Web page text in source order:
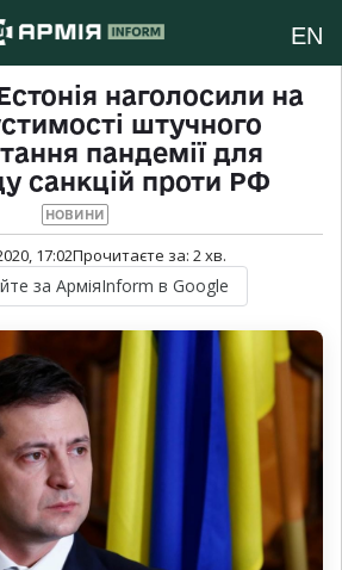
EN
наголосили на
штучного
пандемії для
санкцій проти РФ
НОВИНИ
17:02Прочитаєте за: 2хв.
за АрміяInform в Google